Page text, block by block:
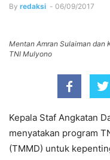
By redaksi - 06/09/2017
Mentan Amran Sulaiman dan
TNI Mulyono
Kepala Staf Angkatan
menyatakan program
(TMMD) untuk